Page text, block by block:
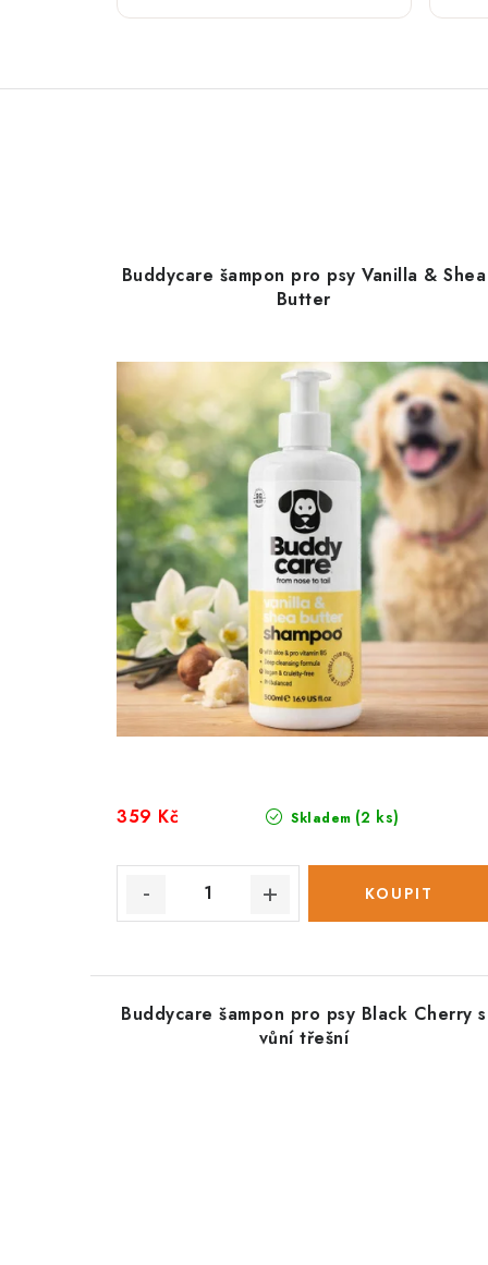
Buddycare šampon pro psy Vanilla & Shea
Butter
Skladem (2 ks)
359 Kč
Buddycare šampon pro psy Black Cherry s
vůní třešní